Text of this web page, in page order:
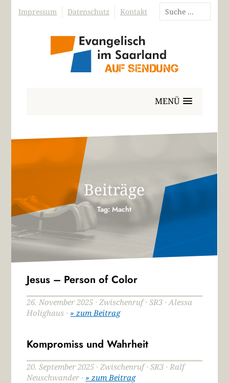
Impressum Datenschutz Kontakt
MENÜ
Beiträge
Tag: Macht
Jesus – Person of Color
26. November 2025 · Zwischenruf · SR3 · Alessa
Holighaus ·» zum Beitrag
Kompromiss und Wahrheit
20. September 2025 · Zwischenruf · SR3 · Ralf
Neuschwander ·» zum Beitrag